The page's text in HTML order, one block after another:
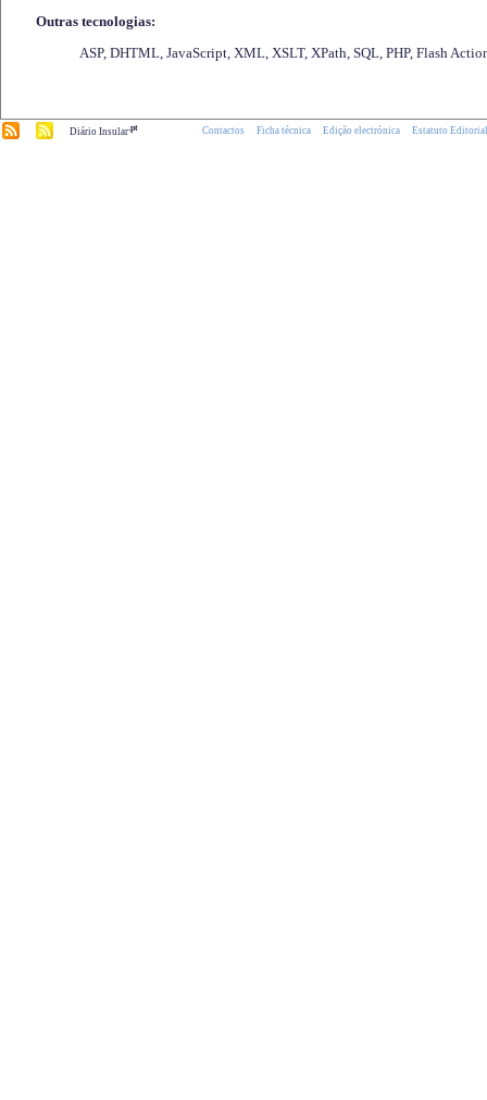
Outras tecnologias:
ASP, DHTML, JavaScript, XML, XSLT, XPath, SQL, PHP, Flash
Diário Insular.pt Contactos Ficha técnica Edição electrónica Estatuto Editorial